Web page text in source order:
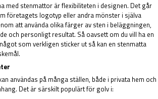
med stenmattor är flexibiliteten i designen. Det går
företagets logotyp eller andra mönster i själva
att använda olika färger av sten i beläggningen,
och personligt resultat. Så oavsett om du vill ha en
som verkligen sticker ut så kan en stenmatta
användas på många ställen, både i privata hem och
Det är särskilt populärt för golv i: